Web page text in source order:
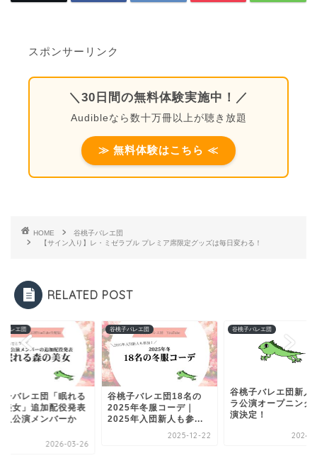
スポンサーリンク
＼30日間の無料体験実施中！／
Audibleなら数十万冊以上が聴き放題
≫ 無料体験はこちら ≪
HOME
谷桃子バレエ団
【サイン入り】レ・ミゼラブル プレミア席限定グッズは毎日変わる！
RELATED POST
バレエ団
子バレエ団「眠れる
美女」追加配役発表
人公演メンバーか
2026-03-26
谷桃子バレエ団
谷桃子バレエ団18名の
2025年冬服コーデ｜
2025年入団新人も参...
2025-12-22
谷桃子バレエ団
谷桃子バレエ団新人
ラ公演オープニング
演決定！
2024-